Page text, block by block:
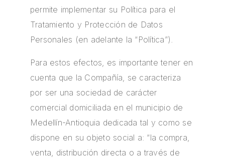
permite implementar su Política para el
Tratamiento y Protección de Datos
Personales (en adelante la “Política”).
Para estos efectos, es importante tener en
cuenta que la Compañía, se caracteriza
por ser una sociedad de carácter
comercial domiciliada en el municipio de
Medellín-Antioquia dedicada tal y como se
dispone en su objeto social a: “la compra,
venta, distribución directa o a través de